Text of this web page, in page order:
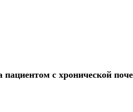
с хронической